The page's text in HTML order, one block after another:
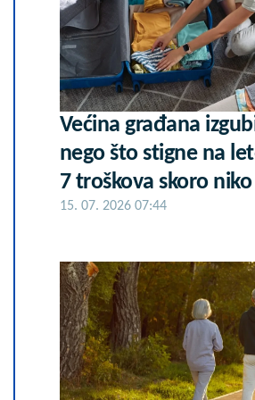
Većina građana
nego što stigne na
7 troškova skoro
15. 07. 2026 07:44